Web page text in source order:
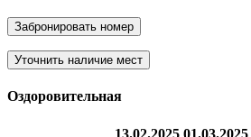
Забронировать номер
Уточнить наличие мест
Оздоровительная